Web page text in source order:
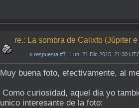
re.: La sombra de Calixto (Júpiter
« respuesta #7 : Lun, 21 Dic 2015, 21:30
Muy buena foto, efectivamente, al
Como curiosidad, aquel dia yo
unico interesante de la foto: